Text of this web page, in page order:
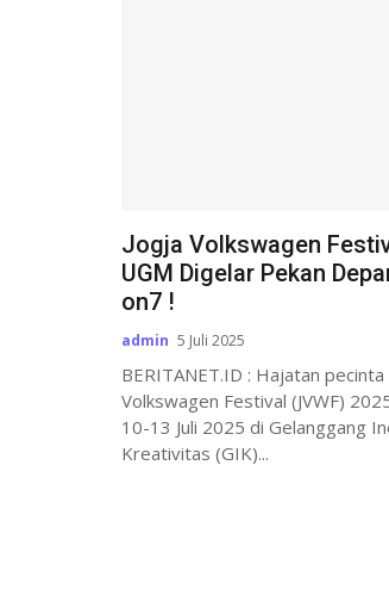
Jogja Volkswagen
UGM Digelar Pekan
on7 !
admin 5 Juli 2025
BERITANET.ID : Hajatan pecinta
Volkswagen Festival (JVWF)
10-13 Juli 2025 di Gelanggang
Kreativitas (GIK)...